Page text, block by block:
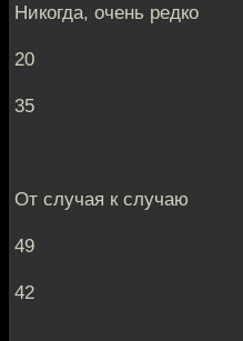
Никогда, очень редко
20
35
От случая к случаю
49
42